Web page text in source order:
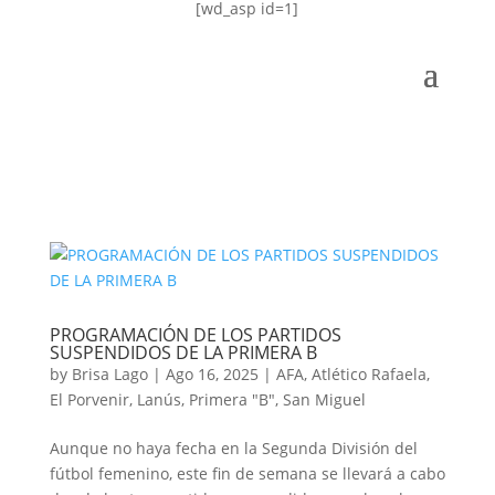
[wd_asp id=1]
PROGRAMACIÓN DE LOS PARTIDOS
SUSPENDIDOS DE LA PRIMERA B
by Brisa Lago| Ago 16, 2025 | AFA, Atlético Rafaela,
El Porvenir, Lanús, Primera "B", San Miguel
Aunque no haya fecha en la Segunda División del
fútbol femenino, este fin de semana se llevará a cabo